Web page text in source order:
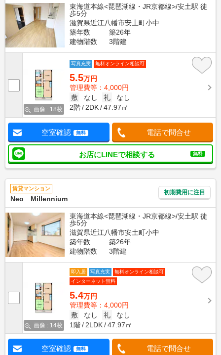
東海道本線<琵琶湖線・JR京都線>/安土駅 徒
歩5分
滋賀県近江八幡市安土町小中
築年数
築26年
建物階数
3階建
画像 : 18枚
写真充実 無料オンライン相談可
5.5万円
管理費等：4,000円
敷
なし 礼
なし
2階
2DK 47.97㎡
空室確認 無料 電話で問合せ
お店にLINEで相談する 無料
賃貸マンション
Neo Millennium
初期費用に注目
東海道本線<琵琶湖線・JR京都線>/安土駅 徒
歩5分
滋賀県近江八幡市安土町小中
築年数
築26年
建物階数
3階建
画像 : 14枚
即入居 写真充実
無料オンライン相談可
インターネット無料
5.4万円
管理費等：4,000円
敷
なし 礼
なし
1階
2LDK 47.97㎡
空室確認 無料 電話で問合せ